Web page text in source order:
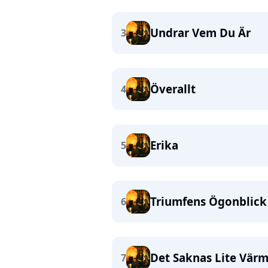
3 Undrar Vem Du Är
4 Överallt
5 Erika
6 Triumfens Ögonblick
7 Det Saknas Lite